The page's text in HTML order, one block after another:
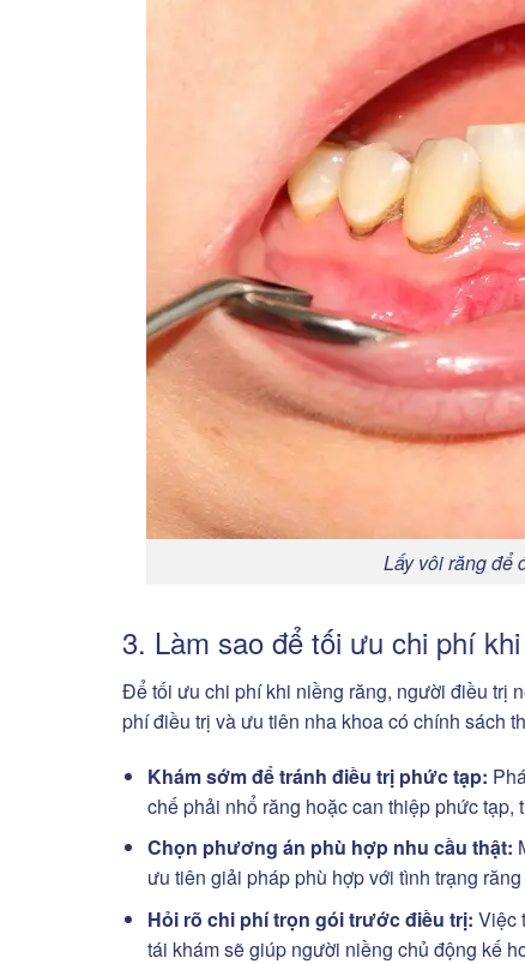
Lấy vôi răng để
3. Làm sao để tối ưu chi phí
Để tối ưu chi phí khi niềng răng, người điều trị
phí điều trị và ưu tiên nha khoa có chính sách
Khám sớm để tránh điều trị phức tạp:
chế phải nhổ răng hoặc can thiệp phức
Chọn phương án phù hợp nhu cầu thật:
ưu tiên giải pháp phù hợp với tình trạng
Hỏi rõ chi phí trọn gói trước điều trị: Việc
tái khám sẽ giúp người niềng chủ động kế